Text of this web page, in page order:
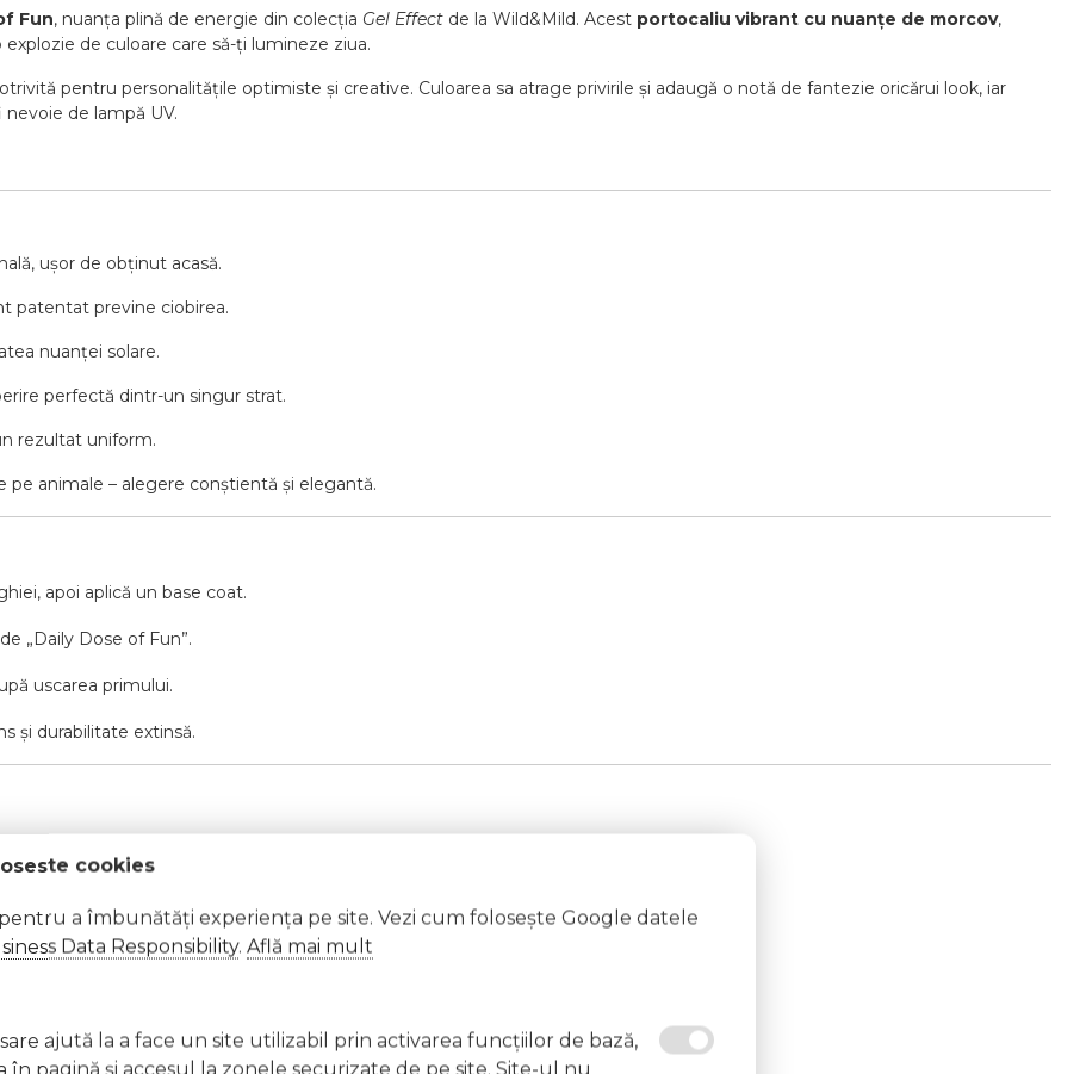
Fun, nuanța plină de energie din colecția Gel Effect de la Wild&Mild. Acest portocaliu vibrant cu nuanțe de morcov,
de culoare care să-ți lumineze ziua.
pentru personalitățile optimiste și creative. Culoarea sa atrage privirile și adaugă o notă de fantezie oricărui look, iar
de lampă UV.
ușor de obținut acasă.
patentat previne ciobirea.
nuanței solare.
perfectă dintr-un singur strat.
rezultat uniform.
pe animale – alegere conștientă și elegantă.
apoi aplică un base coat.
„Daily Dose of Fun”.
uscarea primului.
și durabilitate extinsă.
soarelui.
cookies
a îmbunătăți experiența pe site. Vezi cum folosește Google datele
Data Responsibility. Află mai mult
ajută la a face un site utilizabil prin activarea funcţiilor de bază,
în pagină şi accesul la zonele securizate de pe site. Site-ul nu